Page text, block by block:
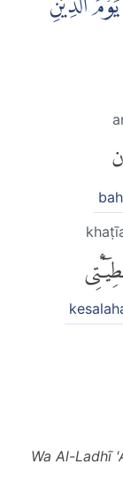
Wa Al-Ladhī